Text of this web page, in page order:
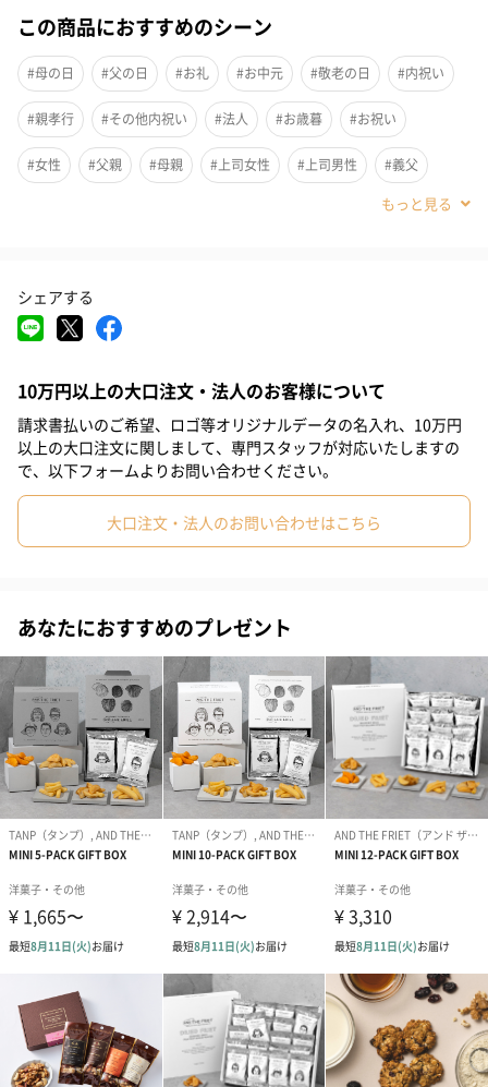
ホワイトチョコレートでコーティングしたミルフィーユにココア
クッキーをふんだんにまぶした新食感ミルフィーユです。
袋を開けると香り豊かなココアの香りがします。
LE FEULLES（ル・フィーユ）
LE FEULLES（ル・フィーユ）とは新感覚ミルフィーユにこだわっ
たミルフィーユ専門ブランドです。FEUILLESには葉っぱ、MILLE-
FEUILLEには千枚の葉っぱという意味があります。LE FEUILLES
では、千枚の葉っぱ1つ1つにこだわりを持ち、厳選した商材を組
み合わせ1つの形にしていきます。
商品詳細情報
パウダー、ぶどう糖果糖液糖、カカオマス、ホエイパ
ウダー、食塩、砂糖、小麦粉、ショートニング、ココ
アバター/脱脂粉乳、植物油脂、全粉乳、乳糖、ココア
パウダー、乾燥全卵、膨張剤、乳化剤（大豆由来）、
香料
この商品におすすめのシーン
#母の日 #父の日 #お礼 #お中元 #敬老の日 #内祝い
#親孝行 #その他内祝い #法人 #お歳暮 #お祝い
#女性 #父親 #母親 #上司女性 #上司男性 #義父
#30代
シェアする
10万円以上の大口注文・法人のお客様について
請求書払いのご希望、ロゴ等オリジナルデータの名入れ、10万円
以上の大口注文に関しまして、専門スタッフが対応いたしますの
で、以下フォームよりお問い合わせください。
大口注文・法人のお問い合わせはこちら
あなたにおすすめのプレゼント